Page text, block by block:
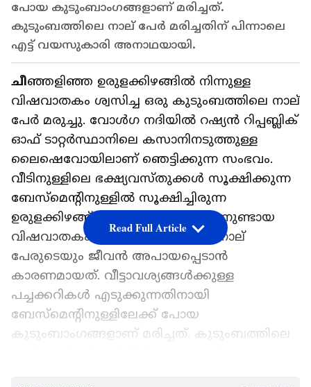
പോയ കുടുംബാംഗങ്ങളാണ് മരിച്ചത്.
കുടുംബത്തിലെ നാല് പേര്‍ മരിച്ചതിന് പിന്നാലെ
എട്ട് വയസുകാരി അനാഥയായി.
ചീഞ്ഞളിഞ്ഞ ഉരുളക്കിഴങ്ങിൽ നിന്നുള്ള
വിഷവാതകം ശ്വസിച്ച ഒരു കുടുംബത്തിലെ നാല്
പേർ മരുച്ചു. വോൾഗ നദിയിൽ റഷ്യൻ റിപ്പബ്ലിക്
ഓഫ് ടാറ്റർസ്ഥാനിലെ കസാനിനടുത്തുള്ള
ലൈഷെവോയിലാണ് ഞെട്ടിക്കുന്ന സംഭവം.
വീടിനുള്ളിലെ ഭക്ഷ്യവസ്തുക്കൾ സൂക്ഷിക്കുന്ന
ബേസ്‌മെന്‍റിനുള്ളിൽ സൂക്ഷിച്ചിരുന്ന
ഉരുളക്കിഴങ്ങ് പഴകിയതിനെ തുടർന്നുണ്ടായ
വിഷവാതകം ശ്വസിച്ചത് മൂലമാണ് നാല്
പേരുടെയും ജീവൻ അപായപ്പെടാന്‍
കാരണമായത്. വീട്ടാവശ്യങ്ങൾക്കുള്ള
പച്ചക്കറികൾ എടുക്കുന്നതിനായി
ബേസ്മെന്‍റിനുള്ളിലേക്ക് പോയ
കുടുംബാംഗങ്ങളാണ് മരിച്ചത്. കുടുംബത്തിലെ
Read Full Article